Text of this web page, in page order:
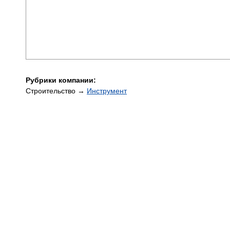
Рубрики компании:
Строительство → Инструмент